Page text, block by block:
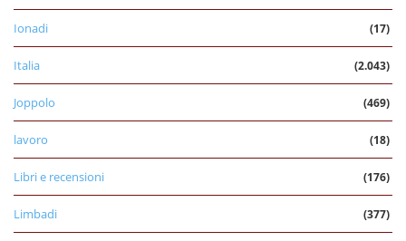
Ionadi (17)
Italia (2.043)
Joppolo (469)
lavoro (18)
Libri e recensioni (176)
Limbadi (377)